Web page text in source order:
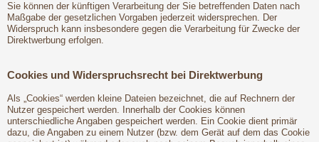
Sie können der künftigen Verarbeitung der Sie betreffenden Daten nach
Maßgabe der gesetzlichen Vorgaben jederzeit widersprechen. Der
Widerspruch kann insbesondere gegen die Verarbeitung für Zwecke der
Direktwerbung erfolgen.
Cookies und Widerspruchsrecht bei Direktwerbung
Als „Cookies“ werden kleine Dateien bezeichnet, die auf Rechnern der
Nutzer gespeichert werden. Innerhalb der Cookies können
unterschiedliche Angaben gespeichert werden. Ein Cookie dient primär
dazu, die Angaben zu einem Nutzer (bzw. dem Gerät auf dem das Cookie